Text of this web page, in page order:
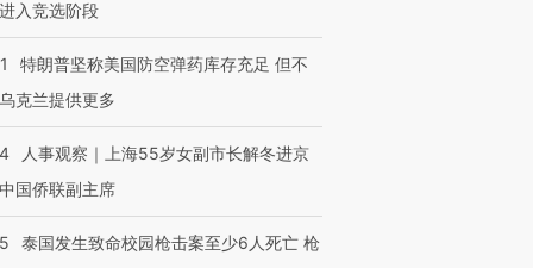
入竞选阶段
特朗普坚称美国防空弹药库存充足 但不
克兰提供更多
人事观察｜上海55岁女副市长解冬进京
国侨联副主席
泰国发生致命校园枪击案至少6人死亡 枪